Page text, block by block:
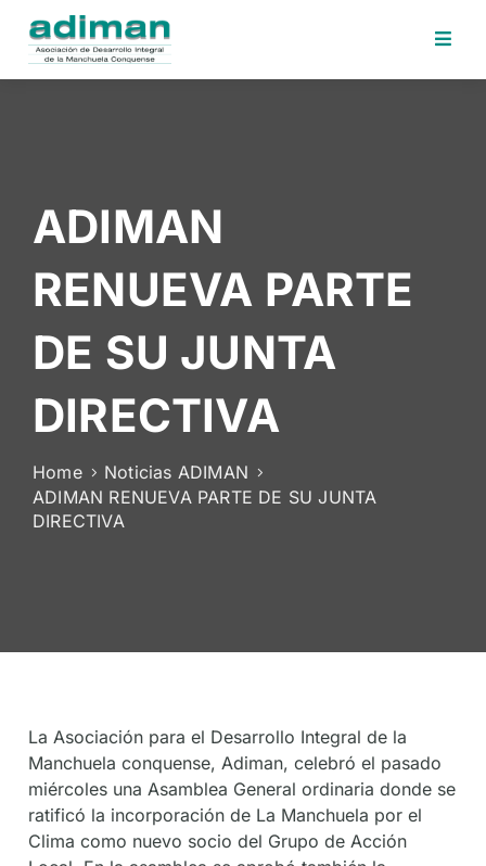
Desafios
Electrónica
Contratante
Noticias
Contacto
Area
De
Socios
ADIMAN
RENUEVA PARTE
DE SU JUNTA
DIRECTIVA
Home
Noticias ADIMAN
ADIMAN RENUEVA PARTE DE SU JUNTA
DIRECTIVA
La Asociación para el Desarrollo Integral de la
Manchuela conquense, Adiman, celebró el pasado
miércoles una Asamblea General ordinaria donde se
ratificó la incorporación de La Manchuela por el
Clima como nuevo socio del Grupo de Acción